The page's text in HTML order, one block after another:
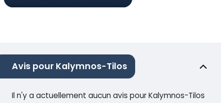
Avis pour Kalymnos-Tilos
Il n'y a actuellement aucun avis pour Kalymnos-Tilos